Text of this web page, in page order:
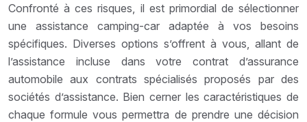
Confronté à ces risques, il est primordial de sélectionner
une assistance camping-car adaptée à vos besoins
spécifiques. Diverses options s’offrent à vous, allant de
l’assistance incluse dans votre contrat d’assurance
automobile aux contrats spécialisés proposés par des
sociétés d’assistance. Bien cerner les caractéristiques de
chaque formule vous permettra de prendre une décision